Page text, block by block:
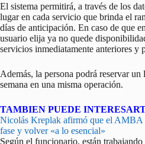
El sistema permitirá, a través de los
lugar en cada servicio que brinda el
días de anticipación. En caso de que
usuario elija ya no quede
servicios inmediatamente anteriores y
Además, la persona podrá reservar
semana en una misma operación.
TAMBIEN PUEDE
Nicolás Kreplak afirmó que el AMBA
fase y volver «a lo esencial»
Según el funcionario, están